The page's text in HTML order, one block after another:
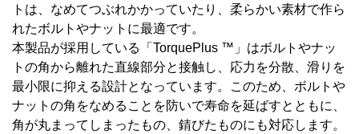
トは、なめてつぶれかかっていたり、柔らかい素材で作ら
れたボルトやナットに最適です。
本製品が採用している「TorquePlus ™」はボルトやナッ
トの角から離れた直線部分と接触し、応力を分散、滑りを
最小限に抑える設計となっています。このため、ボルトや
ナットの角をなめることを防いで寿命を延ばすとともに、
角が丸まってしまったもの、錆びたものにも対応します。